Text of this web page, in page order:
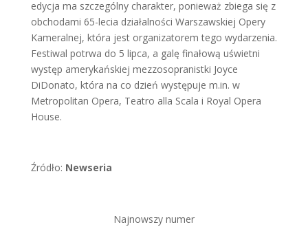
edycja ma szczególny charakter, ponieważ zbiega się z
obchodami 65-lecia działalności Warszawskiej Opery
Kameralnej, która jest organizatorem tego wydarzenia.
Festiwal potrwa do 5 lipca, a galę finałową uświetni
występ amerykańskiej mezzosopranistki Joyce
DiDonato, która na co dzień występuje m.in. w
Metropolitan Opera, Teatro alla Scala i Royal Opera
House.
Źródło: Newseria
Najnowszy numer